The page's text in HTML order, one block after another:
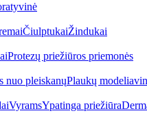
ČiulptukaiŽindukai
Protezų priežiūros priemonės
nuo pleiskanųPlaukų
VyramsYpatinga priežiūra